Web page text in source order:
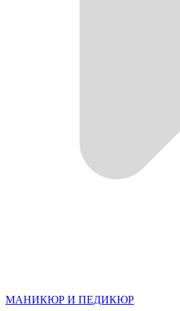
МАНИКЮР И ПЕДИКЮР